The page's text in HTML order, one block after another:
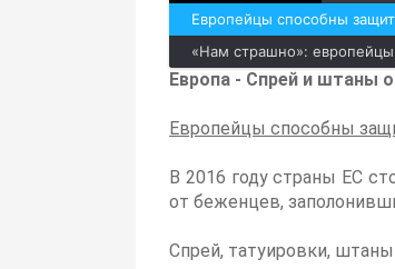
Европейцы способны
«Нам страшно»: европейцы
Европа - Спрей и штаны
Европейцы способны
В 2016 году страны ЕС
от беженцев,
Спрей, татуировки,